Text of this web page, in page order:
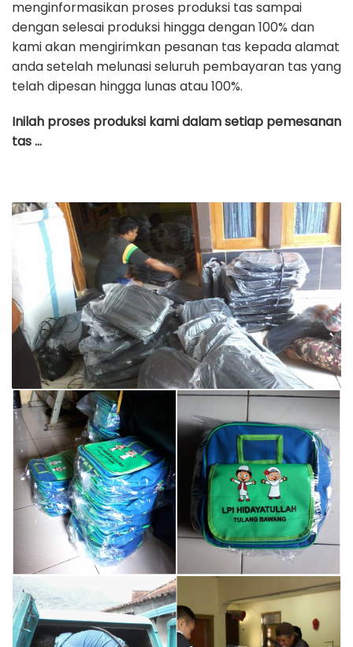
menginformasikan proses produksi tas sampai
dengan selesai produksi hingga dengan 100% dan
kami akan mengirimkan pesanan tas kepada alamat
anda setelah melunasi seluruh pembayaran tas yang
telah dipesan hingga lunas atau 100%.
Inilah proses produksi kami dalam setiap pemesanan
tas …